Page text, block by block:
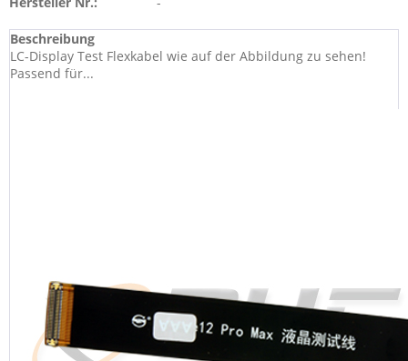
Beschreibung
LC-Display Test Flexkabel wie auf der Abbildung zu sehen!
Passend für...